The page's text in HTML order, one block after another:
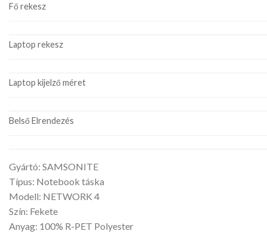
Fő rekesz
Laptop rekesz
Laptop kijelző méret
Belső Elrendezés
Gyártó: SAMSONITE
Típus: Notebook táska
Modell: NETWORK 4
Szín: Fekete
Anyag: 100% R-PET Polyester